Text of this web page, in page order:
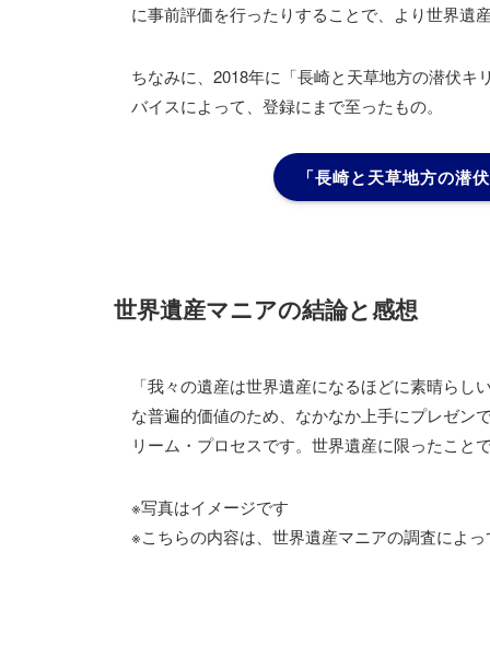
に事前評価を行ったりすることで、より世界遺
ちなみに、2018年に「長崎と天草地方の潜伏
バイスによって、登録にまで至ったもの。
「長崎と天草地方の潜
世界遺産マニアの結論と感想
「我々の遺産は世界遺産になるほどに素晴ら
な普遍的価値のため、なかなか上手にプレゼ
リーム・プロセスです。世界遺産に限ったこと
※写真はイメージです
※こちらの内容は、世界遺産マニアの調査によ